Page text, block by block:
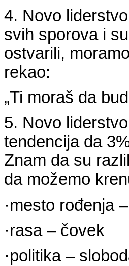
4. Novo
svih sporova i
ostvarili,
rekao:
„Ti moraš da
5. Novo
tendencija da
Znam da su
da možemo
·mesto rođenja
·rasa – čovek
·politika –